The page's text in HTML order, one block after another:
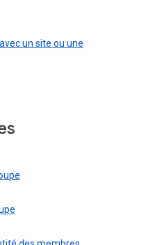
un site ou une